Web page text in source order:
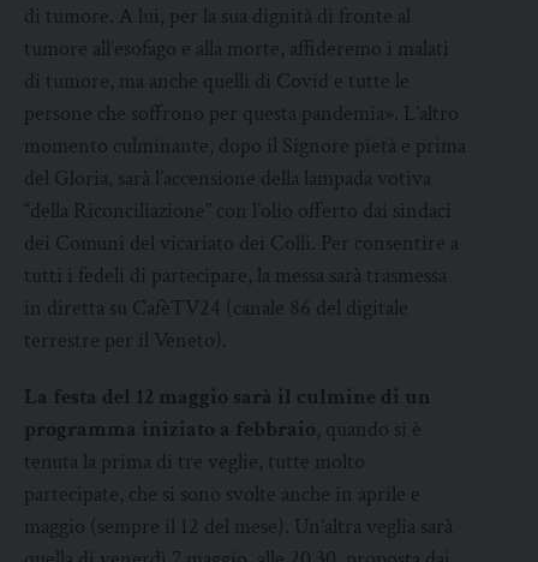
di tumore. A lui, per la sua dignità di fronte al
tumore all’esofago e alla morte, affideremo i malati
di tumore, ma anche quelli di Covid e tutte le
persone che soffrono per questa pandemia». L’altro
momento culminante, dopo il Signore pietà e prima
del Gloria, sarà l’accensione della lampada votiva
“della Riconciliazione” con l’olio offerto dai sindaci
dei Comuni del vicariato dei Colli. Per consentire a
tutti i fedeli di partecipare, la messa sarà trasmessa
in diretta su CafèTV24 (canale 86 del digitale
terrestre per il Veneto).
La festa del 12 maggio sarà il culmine di un
programma iniziato a febbraio, quando si è
tenuta la prima di tre veglie, tutte molto
partecipate, che si sono svolte anche in aprile e
maggio (sempre il 12 del mese). Un’altra veglia sarà